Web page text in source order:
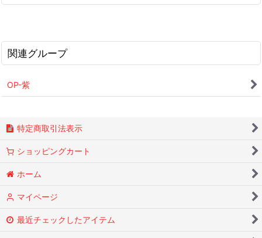
関連グループ
OP-紫
特定商取引法表示
ショッピングカート
ホーム
マイページ
最近チェックしたアイテム